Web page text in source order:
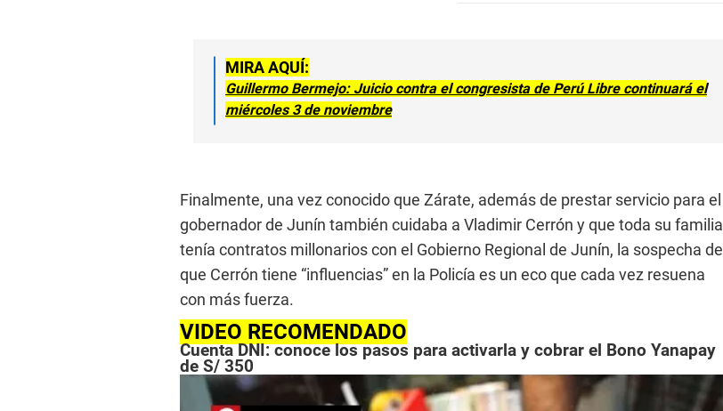
MIRA AQUÍ:
Guillermo Bermejo: Juicio contra el congresista de Perú Libre continuará el
miércoles 3 de noviembre
Finalmente, una vez conocido que Zárate, además de prestar servicio para el
gobernador de Junín también cuidaba a Vladimir Cerrón y que toda su familia
tenía contratos millonarios con el Gobierno Regional de Junín, la sospecha de
que Cerrón tiene “influencias” en la Policía es un eco que cada vez resuena
con más fuerza.
VIDEO RECOMENDADO
Cuenta DNI: conoce los pasos para activarla y cobrar el Bono Yanapay
de S/ 350